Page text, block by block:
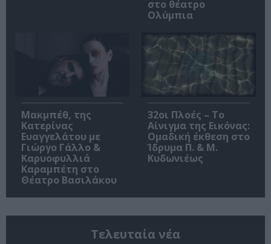
στο θέατρο
Ολύμπια
Μακμπέθ, της
Κατερίνας
Ευαγγελάτου με
Γιώργο Γάλλο &
Καρυοφυλλιά
Καραμπέτη στο
Θέατρο Βασιλάκου
32οι Πλοές – Το
Αίνιγμα της Εικόνας:
Ομαδική έκθεση στο
Ίδρυμα Π. & Μ.
Κυδωνιέως
Τελευταία νέα